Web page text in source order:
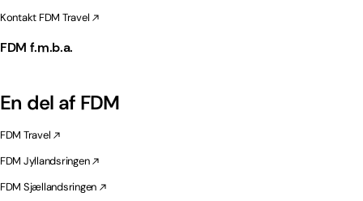
Kontakt FDM Travel
FDM f.m.b.a.
En del af FDM
FDM Travel
FDM Jyllandsringen
FDM Sjællandsringen